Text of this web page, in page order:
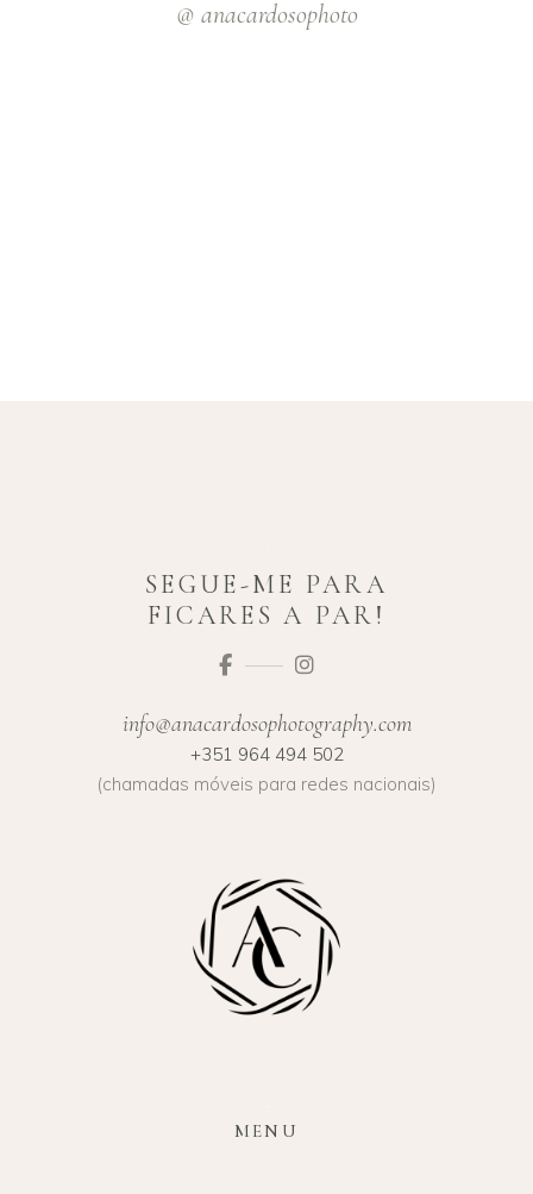
@ anacardosophoto
SEGUE-ME PARA
FICARES A PAR!
info@anacardosophotography.com
+351 964 494 502
(chamadas móveis para redes nacionais)
MENU